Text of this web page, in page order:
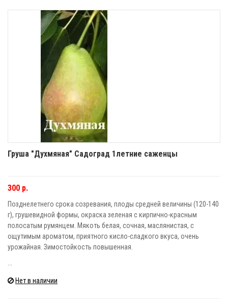
Груша "Духмяная" Садоград 1летние саженцы
300 р.
Позднелетнего срока созревания, плоды средней величины (120-140
г), грушевидной формы, окраска зеленая с кирпично-красным
полосатым румянцем. Мякоть белая, сочная, маслянистая, с
ощутимым ароматом, приятного кисло-сладкого вкуса, очень
урожайная. Зимостойкость повышенная.
Нет в наличии